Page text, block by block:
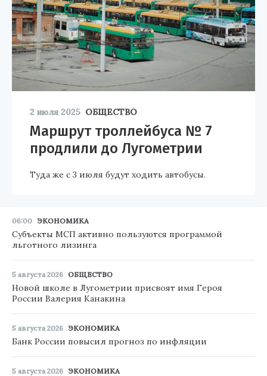
2 июля 2025 ОБЩЕСТВО
Маршрут троллейбуса № 7
продлили до Лугометрии
Туда же с 3 июля будут ходить автобусы.
06:00 ЭКОНОМИКА
Субъекты МСП активно пользуются программой
льготного лизинга
5 августа 2026 ОБЩЕСТВО
Новой школе в Лугометрии присвоят имя Героя
России Валерия Канакина
5 августа 2026 ЭКОНОМИКА
Банк России повысил прогноз по инфляции
5 августа 2026 ЭКОНОМИКА